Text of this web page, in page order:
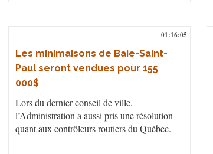
01:16:05
Les minimaisons de Baie-Saint-
Paul seront vendues pour 155
000$
Lors du dernier conseil de ville,
l’Administration a aussi pris une résolution
quant aux contrôleurs routiers du Québec.